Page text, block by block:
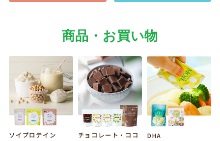
商品・お買い物
ソイプロテイン
チョコレート・ココ
DHA